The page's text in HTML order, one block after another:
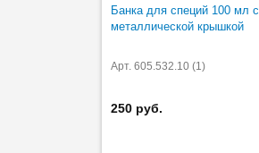
Банка для специй 100 мл с
металлической крышкой
Арт. 605.532.10 (1)
250 руб.